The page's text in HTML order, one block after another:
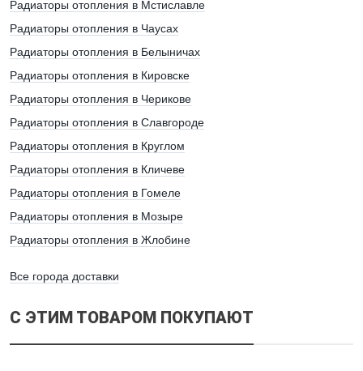
Я даю свое согласие на обработку персональных данных
Радиаторы отопления в Мстиславле
Радиаторы отопления в Чаусах
Радиаторы отопления в Белыничах
Радиаторы отопления в Кировске
Радиаторы отопления в Черикове
Радиаторы отопления в Славгороде
Радиаторы отопления в Круглом
Радиаторы отопления в Кличеве
Радиаторы отопления в Гомеле
Радиаторы отопления в Мозыре
Радиаторы отопления в Жлобине
Все города доставки
С ЭТИМ ТОВАРОМ ПОКУПАЮТ